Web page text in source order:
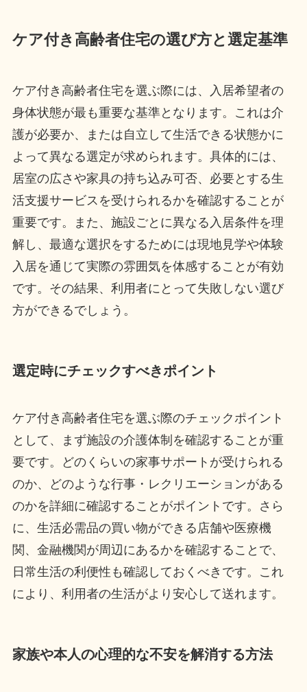
ケア付き高齢者住宅の選び方と選定基準
ケア付き高齢者住宅を選ぶ際には、入居希望者の
身体状態が最も重要な基準となります。これは介
護が必要か、または自立して生活できる状態かに
よって異なる選定が求められます。具体的には、
居室の広さや家具の持ち込み可否、必要とする生
活支援サービスを受けられるかを確認することが
重要です。また、施設ごとに異なる入居条件を理
解し、最適な選択をするためには現地見学や体験
入居を通じて実際の雰囲気を体感することが有効
です。その結果、利用者にとって失敗しない選び
方ができるでしょう。
選定時にチェックすべきポイント
ケア付き高齢者住宅を選ぶ際のチェックポイント
として、まず施設の介護体制を確認することが重
要です。どのくらいの家事サポートが受けられる
のか、どのような行事・レクリエーションがある
のかを詳細に確認することがポイントです。さら
に、生活必需品の買い物ができる店舗や医療機
関、金融機関が周辺にあるかを確認することで、
日常生活の利便性も確認しておくべきです。これ
により、利用者の生活がより安心して送れます。
家族や本人の心理的な不安を解消する方法